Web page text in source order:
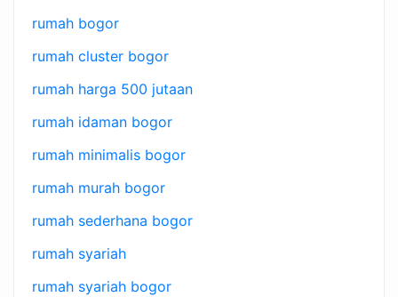
rumah bogor
rumah cluster bogor
rumah harga 500 jutaan
rumah idaman bogor
rumah minimalis bogor
rumah murah bogor
rumah sederhana bogor
rumah syariah
rumah syariah bogor